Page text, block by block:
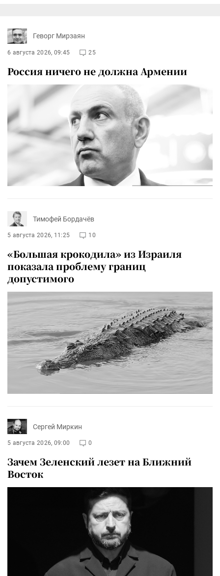
Геворг Мирзаян
6 августа 2026, 09:45 25
Россия ничего не должна Армении
Тимофей Бордачёв
5 августа 2026, 11:25 10
«Большая крокодила» из Израиля
показала проблему границ
допустимого
Сергей Миркин
5 августа 2026, 09:00 0
Зачем Зеленский лезет на Ближний
Восток